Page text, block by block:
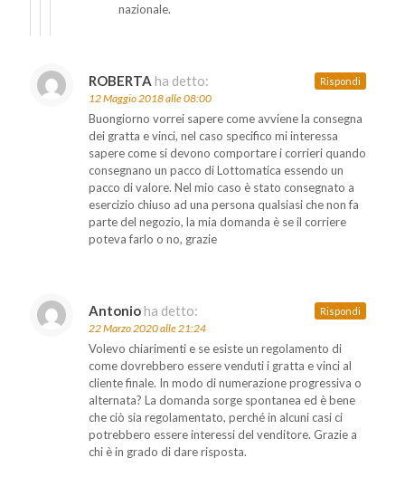
nazionale.
ROBERTA ha detto:
12 Maggio 2018 alle 08:00
Buongiorno vorrei sapere come avviene la consegna
dei gratta e vinci, nel caso specifico mi interessa
sapere come si devono comportare i corrieri quando
consegnano un pacco di Lottomatica essendo un
pacco di valore. Nel mio caso è stato consegnato a
esercizio chiuso ad una persona qualsiasi che non fa
parte del negozio, la mia domanda è se il corriere
poteva farlo o no, grazie
Rispondi
Antonioha detto:
22 Marzo 2020 alle 21:24
Volevo chiarimenti e se esiste un regolamento di
come dovrebbero essere venduti i gratta e vinci al
cliente finale. In modo di numerazione progressiva o
alternata? La domanda sorge spontanea ed è bene
che ciò sia regolamentato, perché in alcuni casi ci
potrebbero essere interessi del venditore. Grazie a
chi è in grado di dare risposta.
Rispondi